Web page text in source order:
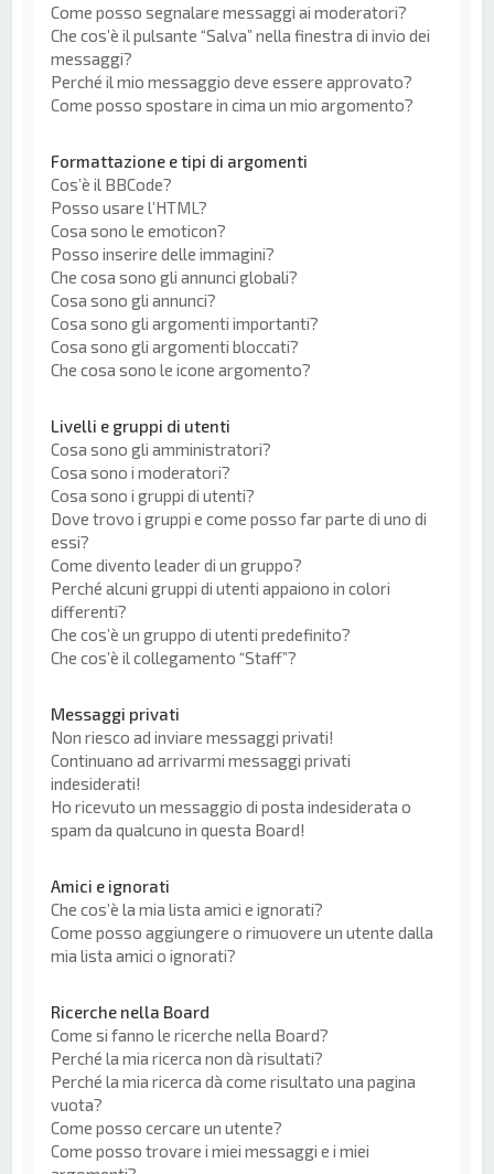
Come posso segnalare messaggi ai moderatori?
Che cos’è il pulsante “Salva” nella finestra di invio dei
messaggi?
Perché il mio messaggio deve essere approvato?
Come posso spostare in cima un mio argomento?
Formattazione e tipi di argomenti
Cos’è il BBCode?
Posso usare l’HTML?
Cosa sono le emoticon?
Posso inserire delle immagini?
Che cosa sono gli annunci globali?
Cosa sono gli annunci?
Cosa sono gli argomenti importanti?
Cosa sono gli argomenti bloccati?
Che cosa sono le icone argomento?
Livelli e gruppi di utenti
Cosa sono gli amministratori?
Cosa sono i moderatori?
Cosa sono i gruppi di utenti?
Dove trovo i gruppi e come posso far parte di uno di
essi?
Come divento leader di un gruppo?
Perché alcuni gruppi di utenti appaiono in colori
differenti?
Che cos’è un gruppo di utenti predefinito?
Che cos’è il collegamento “Staff”?
Messaggi privati
Non riesco ad inviare messaggi privati!
Continuano ad arrivarmi messaggi privati
indesiderati!
Ho ricevuto un messaggio di posta indesiderata o
spam da qualcuno in questa Board!
Amici e ignorati
Che cos’è la mia lista amici e ignorati?
Come posso aggiungere o rimuovere un utente dalla
mia lista amici o ignorati?
Ricerche nella Board
Come si fanno le ricerche nella Board?
Perché la mia ricerca non dà risultati?
Perché la mia ricerca dà come risultato una pagina
vuota?
Come posso cercare un utente?
Come posso trovare i miei messaggi e i miei